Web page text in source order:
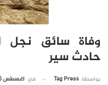
وفاة سائق نجل
حادث سير
بواسطة Tag Press في أغسطس 5, 2019